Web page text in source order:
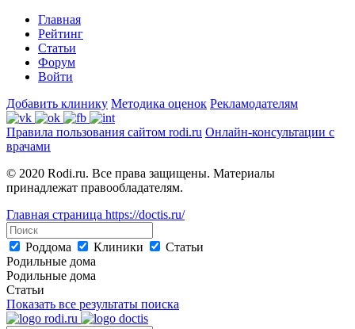
Главная
Рейтинг
Статьи
Форум
Войти
Добавить клинику Методика оценок Рекламодателям
Правила пользования сайтом rodi.ru Онлайн-консультации с
врачами
© 2020 Rodi.ru. Все права защищены. Материалы
принадлежат правообладателям.
Главная страница https://doctis.ru/
Роддома Клиники
Статьи
Родильные дома
Родильные дома
Статьи
Показать все результаты поиска